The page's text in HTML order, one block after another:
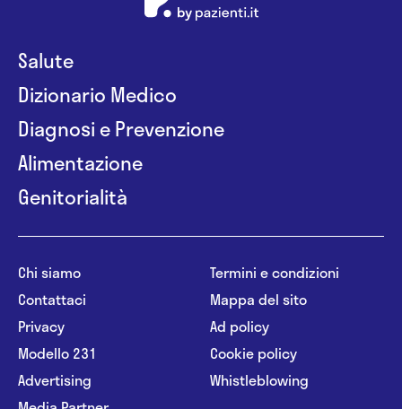
Salute
Dizionario Medico
Diagnosi e Prevenzione
Alimentazione
Genitorialità
Chi siamo
Contattaci
Privacy
Modello 231
Advertising
Termini e condizioni
Mappa del sito
Ad policy
Cookie policy
Whistleblowing